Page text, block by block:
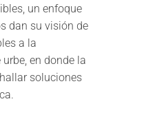
un enfoque
dan su visión de
a la
en donde la
soluciones